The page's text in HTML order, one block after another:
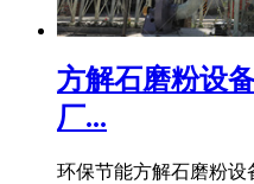
方解石磨粉设
厂...
环保节能方解石磨粉设